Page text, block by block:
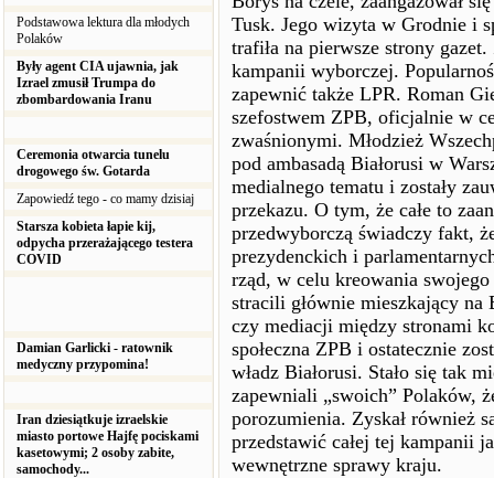
Podstawowa lektura dla młodych
Polaków
Były agent CIA ujawnia, jak
Izrael zmusił Trumpa do
zbombardowania Iranu
Ceremonia otwarcia tunelu
drogowego św. Gotarda
Zapowiedź tego - co mamy dzisiaj
Starsza kobieta łapie kij,
odpycha przerażającego testera
COVID
Damian Garlicki - ratownik
medyczny przypomina!
Iran dziesiątkuje izraelskie
miasto portowe Hajfę pociskami
kasetowymi; 2 osoby zabite,
samochody...
Tusk. Jego wizyta w Grodnie i
trafiła na pierwsze strony
kampanii wyborczej.
zapewnić także LPR. Roman
szefostwem ZPB, oficjalnie w
zwaśnionymi. Młodzież
pod ambasadą Białorusi w
medialnego tematu i zostały
przekazu. O tym, że całe to
przedwyborczą świadczy fakt,
prezydenckich i
rząd, w celu kreowania
stracili głównie mieszkający na
czy mediacji między stronami
społeczna ZPB i ostatecznie
władz Białorusi. Stało się tak
zapewniali „swoich” Polaków,
porozumienia. Zyskał również
przedstawić całej tej kampanii
wewnętrzne sprawy kraju.